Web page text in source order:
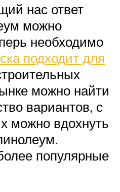
нас ответ
можно
необходимо
подходит для
можно найти
вариантов, с
можно вдохнуть
популярные